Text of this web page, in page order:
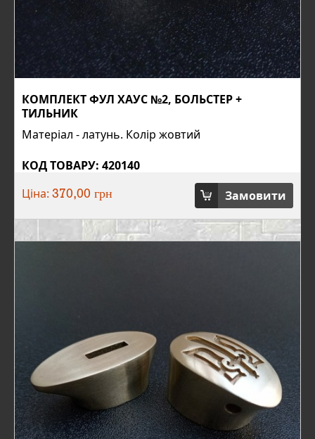
КОМПЛЕКТ ФУЛ ХАУС №2, БОЛЬСТЕР +
ТИЛЬНИК
Матеріал - латунь. Колір жовтий
КОД ТОВАРУ: 420140
Ціна: 370,00 грн Замовити